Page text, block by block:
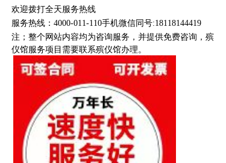
欢迎拨打全天服务热线
服务热线： 4000-011-110手机微信同号:18118144419
注； 整个网站内容均为咨询服务，并提供免费咨询，殡
仪馆服务项目需要联系殡仪馆办理。